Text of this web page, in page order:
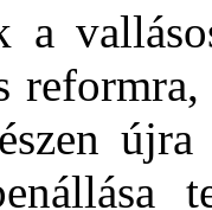
a